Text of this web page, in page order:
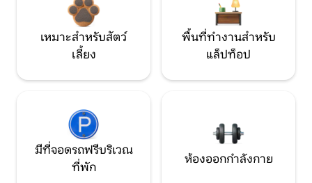
เหมาะสำหรับสัตว์
เลี้ยง
พื้นที่ทำงานสำหรับ
แล็ปท็อป
มีที่จอดรถฟรีบริเวณ
ที่พัก
ห้องออกกำลังกาย